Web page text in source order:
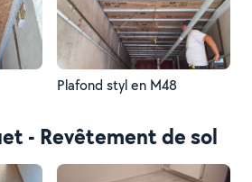
Plafond styl en M48
- Revêtement de sol